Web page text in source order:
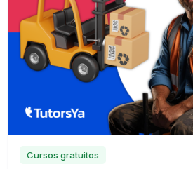
Cursos gratuitos